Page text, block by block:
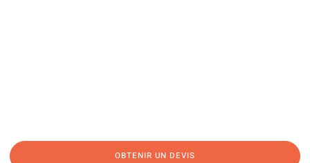
OBTENIR UN DEVIS